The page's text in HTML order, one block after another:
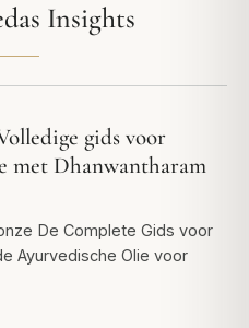
Insights
gids voor
met Dhanwantharam
De Complete Gids voor
Ayurvedische Olie voor